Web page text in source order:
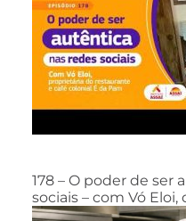
178 – O poder de ser
sociais – com Vó